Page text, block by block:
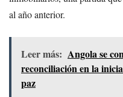
al año anterior.
Leer más: Angola se
reconciliación en la
paz